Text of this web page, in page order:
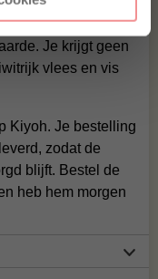
door ons
Je krijgt geen
vlees en vis
Kiyoh. Je bestelling
zodat de
blijft. Bestel de
heb hem morgen